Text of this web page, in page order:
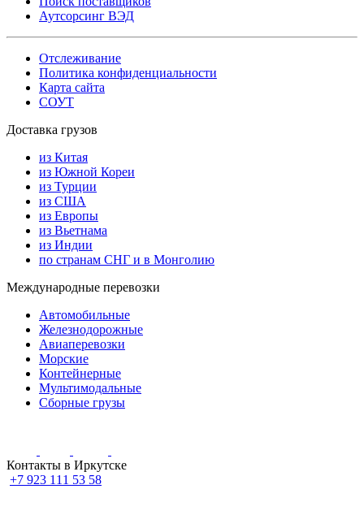
Аутсорсинг ВЭД
Отслеживание
Политика конфиденциальности
Карта сайта
СОУТ
Доставка грузов
из Китая
из Южной Кореи
из Турции
из США
из Европы
из Вьетнама
из Индии
по странам СНГ и в Монголию
Международные перевозки
Автомобильные
Железнодорожные
Авиаперевозки
Морские
Контейнерные
Мультимодальные
Сборные грузы
Контакты в Иркутске
+7 923 111 53 58